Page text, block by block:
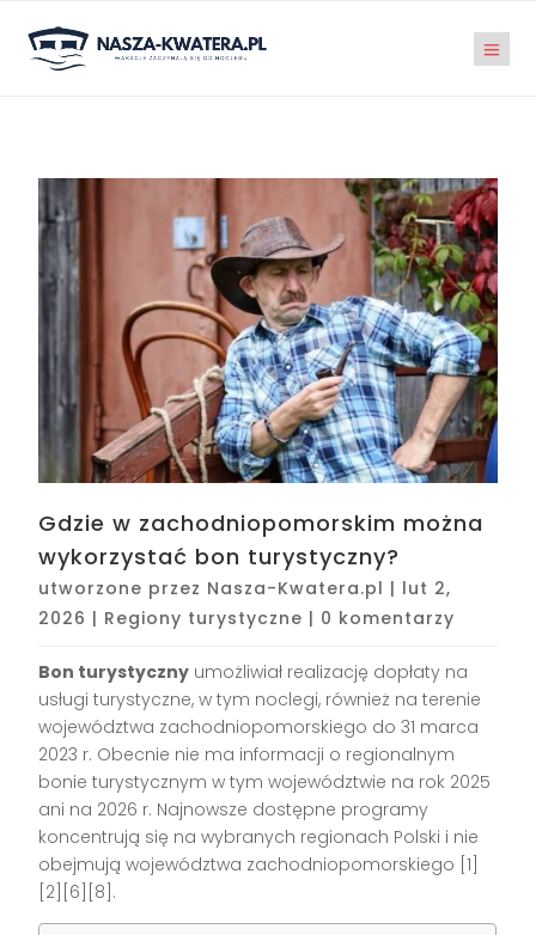
Gdzie w zachodniopomorskim można
wykorzystać bon turystyczny?
utworzone przez Nasza-Kwatera.pl | lut 2,
2026 | Regiony turystyczne | 0 komentarzy
Bon turystyczny umożliwiał realizację dopłaty na
usługi turystyczne, w tym noclegi, również na terenie
województwa zachodniopomorskiego do 31 marca
2023 r. Obecnie nie ma informacji o regionalnym
bonie turystycznym w tym województwie na rok 2025
ani na 2026 r. Najnowsze dostępne programy
koncentrują się na wybranych regionach Polski i nie
obejmują województwa zachodniopomorskiego [1]
[2][6][8] .